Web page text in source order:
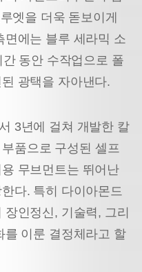
엣을 더욱 돋보이게
면에는 블루 세라믹 소
동안 수작업으로 폴
광택을 자아낸다.
3년에 걸쳐 개발한 칼
품으로 구성된 셀프
무브먼트는 뛰어난
다. 특히 다이아몬드
인정신, 기술력, 그리
를 이룬 결정체라고 할